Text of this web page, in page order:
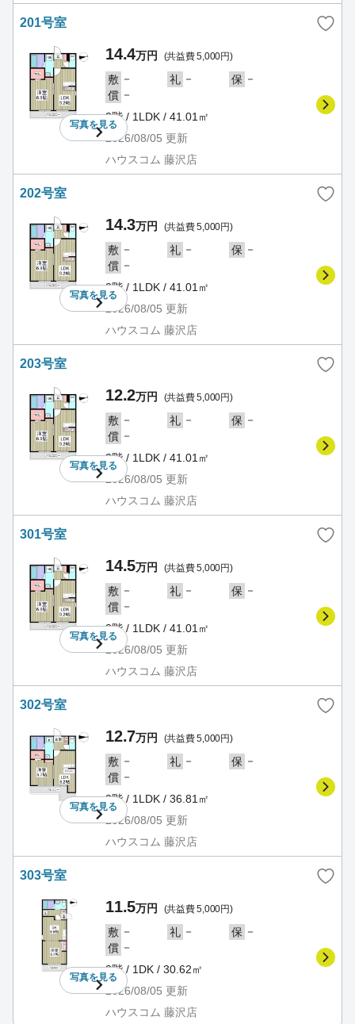
201号室
写真を見る
14.4万円 (共益費 5,000円)
敷 － 礼 － 保 －
償 －
2階 / 1LDK / 41.01㎡
2026/08/05 更新
ハウスコム 藤沢店
202号室
写真を見る
14.3万円 (共益費 5,000円)
敷 － 礼 － 保 －
償 －
2階 / 1LDK / 41.01㎡
2026/08/05 更新
ハウスコム 藤沢店
203号室
写真を見る
12.2万円 (共益費 5,000円)
敷 － 礼 － 保 －
償 －
2階 / 1LDK / 41.01㎡
2026/08/05 更新
ハウスコム 藤沢店
301号室
写真を見る
14.5万円 (共益費 5,000円)
敷 － 礼 － 保 －
償 －
3階 / 1LDK / 41.01㎡
2026/08/05 更新
ハウスコム 藤沢店
302号室
写真を見る
12.7万円 (共益費 5,000円)
敷 － 礼 － 保 －
償 －
3階 / 1LDK / 36.81㎡
2026/08/05 更新
ハウスコム 藤沢店
303号室
写真を見る
11.5万円 (共益費 5,000円)
敷 － 礼 － 保 －
償 －
3階 / 1DK / 30.62㎡
2026/08/05 更新
ハウスコム 藤沢店